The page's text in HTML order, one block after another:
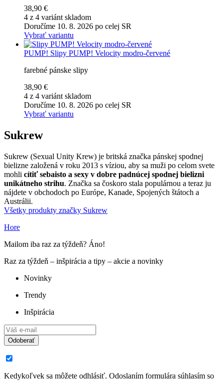
38,90 €
4 z 4 variánt skladom
Doručíme 10. 8. 2026 po celej SR
Vybrať variantu
PUMP! Slipy PUMP! Velocity modro-červené
farebné pánske slipy
38,90 €
4 z 4 variánt skladom
Doručíme 10. 8. 2026 po celej SR
Vybrať variantu
Sukrew
Sukrew (Sexual Unity Krew) je britská značka pánskej spodnej
bielizne založená v roku 2013 s víziou, aby sa muži po celom svete
mohli cítiť sebaisto a sexy v dobre padnúcej spodnej bielizni
unikátneho strihu. Značka sa čoskoro stala populárnou a teraz ju
nájdete v obchodoch po Európe, Kanade, Spojených štátoch a
Austrálii.
Všetky produkty značky Sukrew
Hore
Mailom iba raz za týždeň? Áno!
Raz za týždeň – inšpirácia a tipy – akcie a novinky
Novinky
Trendy
Inšpirácia
Odoberať
Kedykoľvek sa môžete odhlásiť. Odoslaním formulára súhlasím so